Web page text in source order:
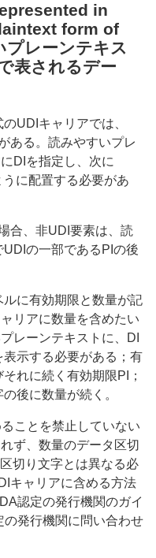
in
form of
レーンテキス
表されるデー
UDIキャリアでは、
ある。読みやすいプレ
DIを指定し、次に
に配置する必要があ
合、非UDI要素は、読
の一部であるPIの後
に有効期限と数量が記
リアに数量を含めたい
レーンテキストに、DI
示する必要がある；有
れに続く有効期限PI；
後に数量が続く。
ことを禁止していない
ず、数量のデータ区切
切り文字とは異なる必
キャリアに含める方法
認定の発行機関のガイ
の発行機関に問い合わせ